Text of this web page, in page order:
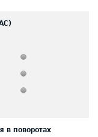
в поворотах